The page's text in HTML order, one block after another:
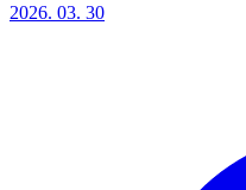
2026. 03. 30